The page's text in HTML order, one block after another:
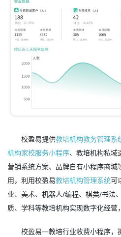
校盈易提供教培机构教务管理系
机构家校服务小程序、教培机构私域
营销系统方案、品牌自有小程序商城
用，利用校盈易教培机构管理系统可
业、美术、机器人/编程、棋类/书法
质、学科等教培机构实现数字化经营
校盈易—教培行业收费小程序，